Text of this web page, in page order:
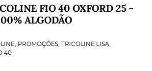
FIO 40 OXFORD 25 -
ALGODÃO
PROMOÇÕES TRICOLINE LISA
40